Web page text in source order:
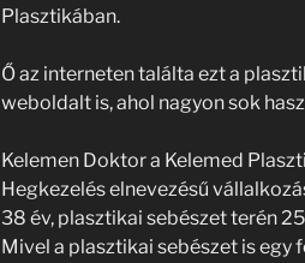
Plasztikában.
Ő az interneten találta ezt a
weboldalt is, ahol nagyon sok
Kelemen Doktor a Kelemed
Hegkezelés elnevezésű
38 év, plasztikai sebészet terén
Mivel a plasztikai sebészet is